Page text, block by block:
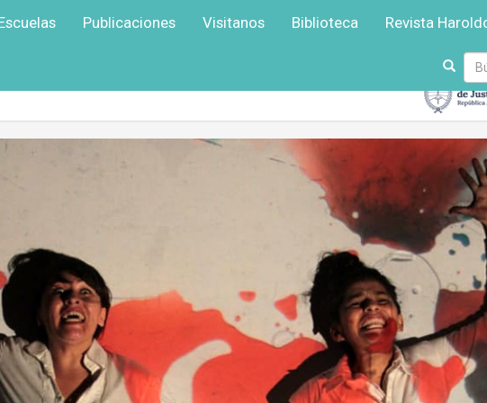
Publicaciones Visitanos Biblioteca Revista
su